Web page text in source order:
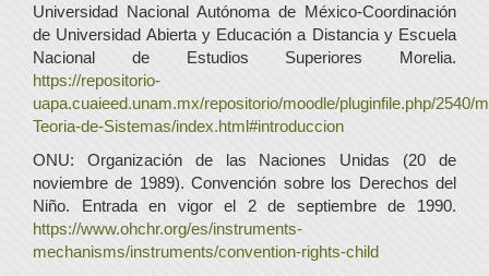
Universidad Nacional Autónoma de México-Coordinación
de Universidad Abierta y Educación a Distancia y Escuela
Nacional de Estudios Superiores Morelia.
https://repositorio-
uapa.cuaieed.unam.mx/repositorio/moodle/pluginfile.php/2540/
Teoria-de-Sistemas/index.html#introduccion
ONU: Organización de las Naciones Unidas (20 de
noviembre de 1989). Convención sobre los Derechos del
Niño. Entrada en vigor el 2 de septiembre de 1990.
https://www.ohchr.org/es/instruments-
mechanisms/instruments/convention-rights-child